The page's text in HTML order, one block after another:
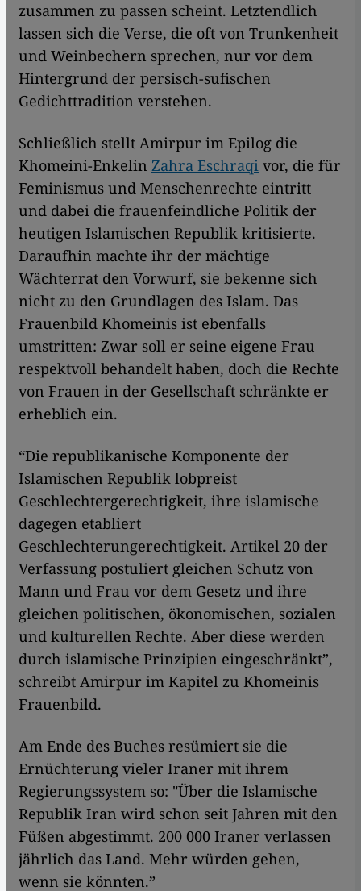
zusammen zu passen scheint. Letztendlich
lassen sich die Verse, die oft von Trunkenheit
und Weinbechern sprechen, nur vor dem
Hintergrund der persisch-sufischen
Gedichttradition verstehen.
Schließlich stellt Amirpur im Epilog die
Khomeini-Enkelin Zahra Eschraqi vor, die für
Feminismus und Menschenrechte eintritt
und dabei die frauenfeindliche Politik der
heutigen Islamischen Republik kritisierte.
Daraufhin machte ihr der mächtige
Wächterrat den Vorwurf, sie bekenne sich
nicht zu den Grundlagen des Islam. Das
Frauenbild Khomeinis ist ebenfalls
umstritten: Zwar soll er seine eigene Frau
respektvoll behandelt haben, doch die Rechte
von Frauen in der Gesellschaft schränkte er
erheblich ein.
“Die republikanische Komponente der
Islamischen Republik lobpreist
Geschlechtergerechtigkeit, ihre islamische
dagegen etabliert
Geschlechterungerechtigkeit. Artikel 20 der
Verfassung postuliert gleichen Schutz von
Mann und Frau vor dem Gesetz und ihre
gleichen politischen, ökonomischen, sozialen
und kulturellen Rechte. Aber diese werden
durch islamische Prinzipien eingeschränkt”,
schreibt Amirpur im Kapitel zu Khomeinis
Frauenbild.
Am Ende des Buches resümiert sie die
Ernüchterung vieler Iraner mit ihrem
Regierungssystem so: "Über die Islamische
Republik Iran wird schon seit Jahren mit den
Füßen abgestimmt. 200 000 Iraner verlassen
jährlich das Land. Mehr würden gehen,
wenn sie könnten.”